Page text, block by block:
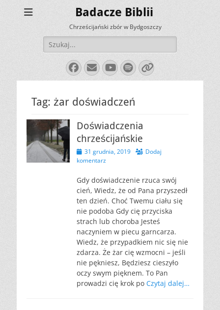
Badacze Biblii
Chrześcijański zbór w Bydgoszczy
Szukaj:
Facebook
E-
mail
YouTube
Spotify
Link
Tag: żar doświadczeń
Doświadczenia
chrześcijańskie
Opublikowano
31 grudnia, 2019
Dodaj
komentarz
Gdy doświadczenie rzuca swój
cień, Wiedz, że od Pana przyszedł
ten dzień. Choć Twemu ciału się
nie podoba Gdy cię przyciska
strach lub choroba Jesteś
naczyniem w piecu garncarza.
Wiedz, że przypadkiem nic się nie
zdarza. Że żar cię wzmocni – jeśli
nie pękniesz, Będziesz cieszyło
oczy swym pięknem. To Pan
prowadzi cię krok po Czytaj dalej…